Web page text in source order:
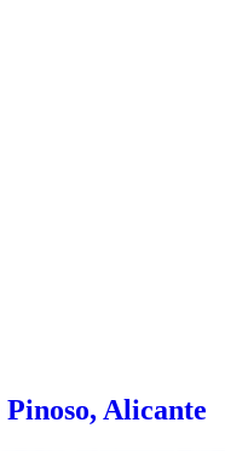
Pinoso, Alicante